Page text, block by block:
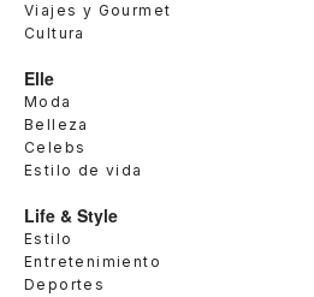
Viajes y Gourmet
Cultura
Elle
Moda
Belleza
Celebs
Estilo de vida
Life & Style
Estilo
Entretenimiento
Deportes